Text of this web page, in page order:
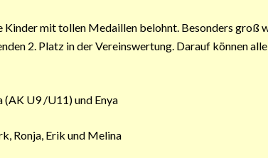
Kinder mit tollen Medaillen belohnt. Besonders groß
2. Platz in der Vereinswertung. Darauf können
U9 /U11) und Enya
Ronja, Erik und Melina